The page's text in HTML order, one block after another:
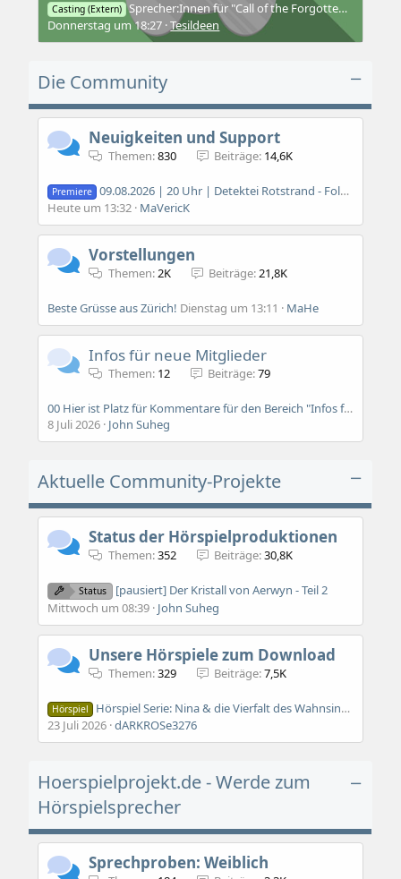
Casting (Extern) Sprecher:Innen für "Call of the Forgotten" gesucht.
Donnerstag um 18:27 Tesildeen
Die Community
Neuigkeiten und Support
Themen 830 Beiträge 14,6K
Premiere 09.08.2026 | 20 Uhr | Detektei Rotstrand - Folge 1: Schatten der Vergangenheit
Heute um 13:32 MaVericK
Vorstellungen
Themen 2K Beiträge 21,8K
Beste Grüsse aus Zürich! Dienstag um 13:11 MaHe
Infos für neue Mitglieder
Themen 12 Beiträge 79
00 Hier ist Platz für Kommentare für den Bereich "Infos für neue Mitglieder"
8 Juli 2026 John Suheg
Aktuelle Community-Projekte
Status der Hörspielproduktionen
Themen 352 Beiträge 30,8K
Status
[pausiert] Der Kristall von Aerwyn - Teil 2
Mittwoch um 08:39 John Suheg
Unsere Hörspiele zum Download
Themen 329 Beiträge 7,5K
Hörspiel
Hörspiel Serie: Nina & die Vierfalt des Wahnsinns
23 Juli 2026 dARKROSe3276
Hoerspielprojekt.de - Werde zum
Hörspielsprecher
Sprechproben: Weiblich